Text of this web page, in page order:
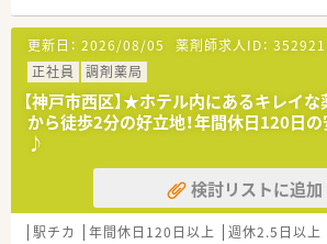
＼ こんな会社です ／
■兵庫県神戸市に本社がある、創業30年
ェーン企業、
兵庫県下で34店舗展開、うち30店舗が
地です。
■患者様から地域で最も信頼される健康
設立間もないころから力を入れていた「
ます。
■患者様にどうしたら寄り添えるか・薬
を常に考えることを大切にしてこられ
その志を社員全員がもち
更新日： 2026/08/05 薬剤師求人ID： 352921
正社員
調剤薬局
【神戸市西区】★ホテル内にあるキレイ
から徒歩2分の好立地！年間休日120日
♪
検討リストに追加
駅チカ 年間休日120日以上 週休2.5日以上